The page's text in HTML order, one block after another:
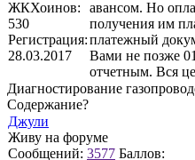
ЖКХоинов:
530
Регистрация:
28.03.2017
авансом. Но
получения им
платежный
Вами не позже
отчетным. Вся
Диагностирование
Содержание?
Джули
Живу на форуме
Сообщений: 3577 Баллов: